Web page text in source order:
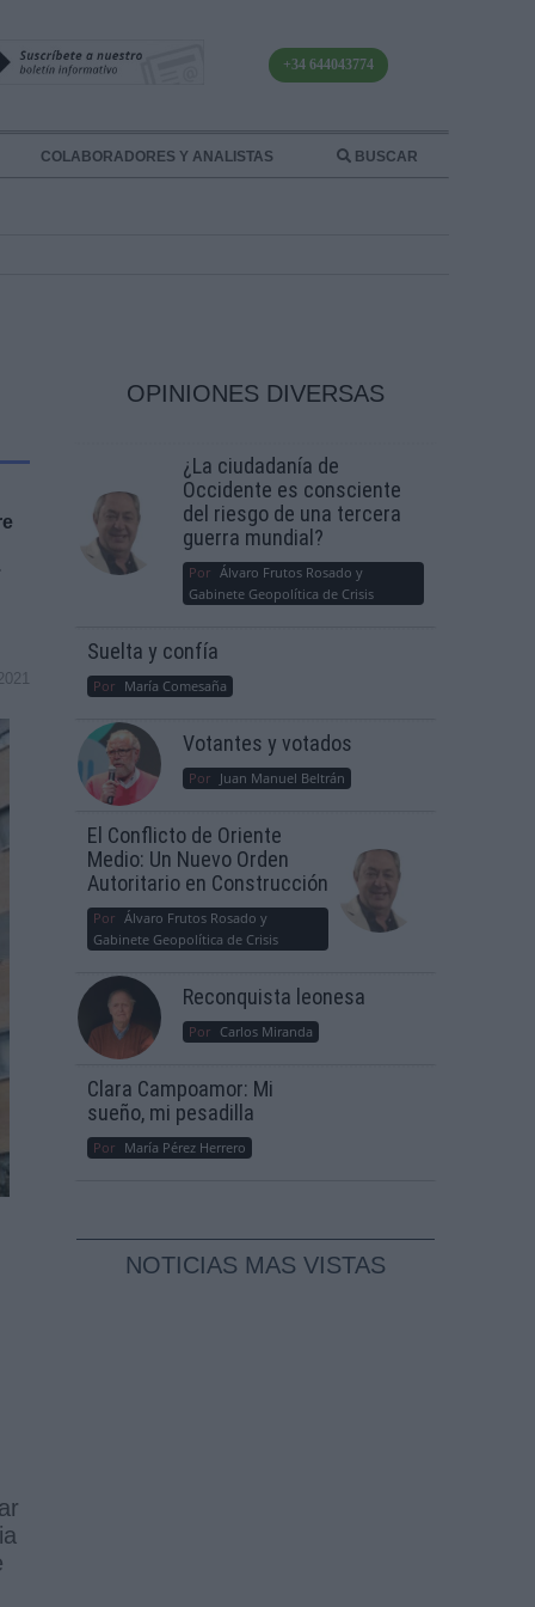
+34 644043774
COLABORADORES Y ANALISTAS BUSCAR
OPINIONES DIVERSAS
¿La ciudadanía de
Occidente es consciente
del riesgo de una tercera
guerra mundial?
Por Álvaro Frutos Rosado y
Gabinete Geopolítica de Crisis
Suelta y confía
Por María Comesaña
Votantes y votados
Por Juan Manuel Beltrán
El Conflicto de Oriente
Medio: Un Nuevo Orden
Autoritario en Construcción
Por Álvaro Frutos Rosado y
Gabinete Geopolítica de Crisis
Reconquista leonesa
Por Carlos Miranda
Clara Campoamor: Mi
sueño, mi pesadilla
Por María Pérez Herrero
NOTICIAS MAS VISTAS